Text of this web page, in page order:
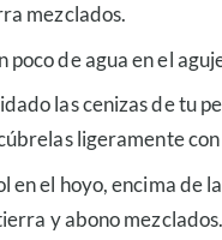
mezclados.
poco de agua en el
las cenizas de tu
ligeramente
en el hoyo, encima de
y abono mezclados.